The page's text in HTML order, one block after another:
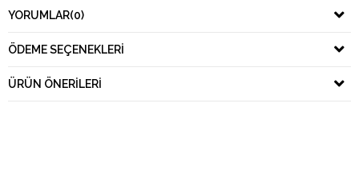
YORUMLAR(0)
ÖDEME SEÇENEKLERI
ÜRÜN ÖNERILERI